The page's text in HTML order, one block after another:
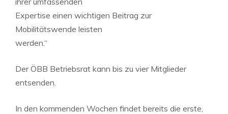
Expertise einen wichtigen Beitrag zur
Mobilitätswende leisten
werden.“
Der ÖBB Betriebsrat kann bis zu vier Mitglieder
entsenden.
In den kommenden Wochen findet bereits die erste,